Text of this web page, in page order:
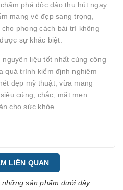
phá độc đáo thu hút ngay
mang vẻ đẹp sang trọng,
phong cách bài trí không
sự khác biệt.
liệu tốt nhất cùng công
quá trình kiểm định nghiêm
đẹp mỹ thuật, vừa mang
cứng, chắc, mặt men
cho sức khỏe.
LIÊN QUAN
sản phẩm dưới đây